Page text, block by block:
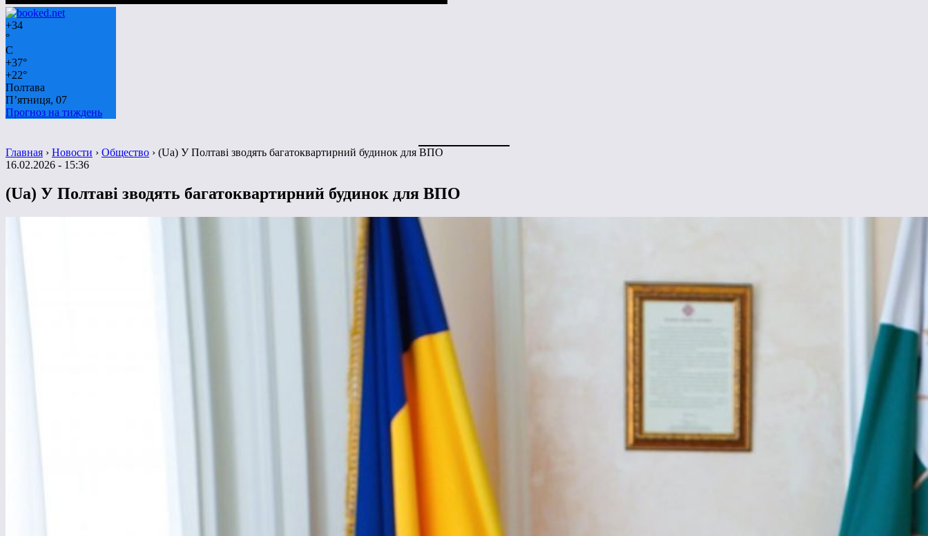
+34
°
C
+37°
+22°
Полтава
П’ятниця, 07
Прогноз на тиждень
Главная › Новости › Общество › (Ua) У Полтаві зводять багатоквартирний будинок для ВПО
16.02.2026 - 15:36
(Ua) У Полтаві зводять багатоквартирний будинок для ВПО